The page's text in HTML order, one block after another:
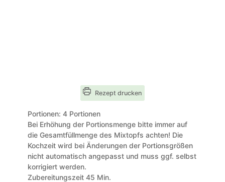
Rezept drucken
Portionen: 4 Portionen
Bei Erhöhung der Portionsmenge bitte immer auf
die Gesamtfüllmenge des Mixtopfs achten! Die
Kochzeit wird bei Änderungen der Portionsgrößen
nicht automatisch angepasst und muss ggf. selbst
korrigiert werden.
Zubereitungszeit 45Minuten
Min.